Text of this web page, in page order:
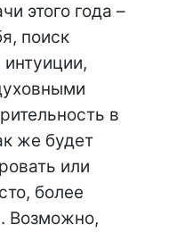
этого года –
поиск
в
же будет
или
более
Возможно,